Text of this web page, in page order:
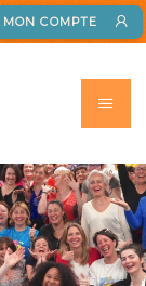
MON COMPTE